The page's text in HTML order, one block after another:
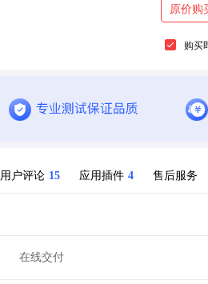
原价购
购买
用户评论 15 应用插件 4 售后服务
在线交付